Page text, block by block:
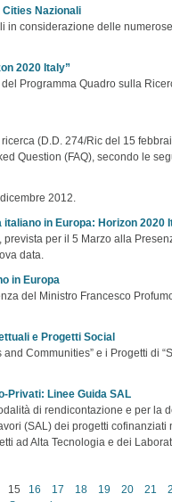
Nazionali
considerazione delle
2020 Italy”
Programma Quadro sulla
(D.D. 274/Ric del 15
Question (FAQ), secondo le
2012.
in Europa: Horizon 2020
per il 5 Marzo alla
data.
in Europa
del Ministro Francesco
e Progetti Social
Communities” e i Progetti di
Privati: Linee Guida SAL
di rendicontazione e per la
(SAL) dei progetti cofinanziati
ad Alta Tecnologia e dei
15 16 17 18 19 20 21